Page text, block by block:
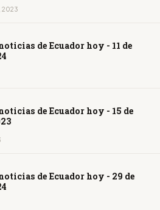
2023
de Ecuador hoy - 11 de
de Ecuador hoy - 15 de
de Ecuador hoy - 29 de